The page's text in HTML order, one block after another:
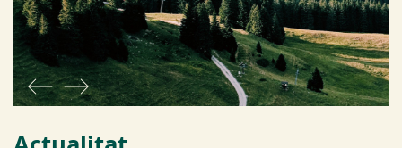
amb DOP-IGP"